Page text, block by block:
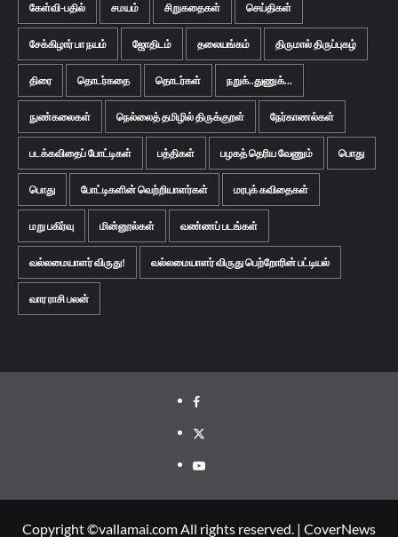
கேள்வி-பதில் சமயம் சிறுகதைகள் செய்திகள்
சேக்கிழார் பா நயம் ஜோதிடம் தலையங்கம் திருமால் திருப்புகழ்
திரை தொடர்கதை தொடர்கள் நறுக்..துணுக்...
நுண்கலைகள் நெல்லைத் தமிழில் திருக்குறள் நேர்காணல்கள்
படக்கவிதைப் போட்டிகள் பத்திகள் பழகத் தெரிய வேணும் பொது
பொது போட்டிகளின் வெற்றியாளர்கள் மரபுக் கவிதைகள்
மறு பகிர்வு மின்னூல்கள் வண்ணப் படங்கள்
வல்லமையாளர் விருது! வல்லமையாளர் விருது பெற்றோரின் பட்டியல்
வார ராசி பலன்
Facebook
Twitter
Youtube
Copyright ©vallamai.com All rights reserved. | CoverNews